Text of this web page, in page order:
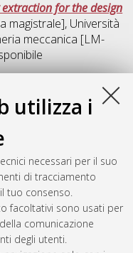
utilizza i
necessari per il suo
di tracciamento
tuo consenso.
facoltativi sono usati per
comunicazione
degli utenti.
for the design
magistrale], Università
meccanica [LM-
di un esoscheletro
Corso di Studio in
Documento full-text non
Sat Aug 8 23:37:57 2026